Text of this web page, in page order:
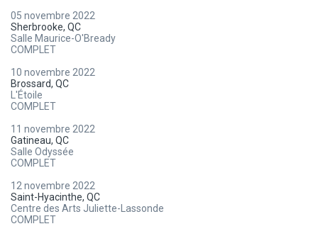
05 novembre 2022
Sherbrooke, QC
Salle Maurice-O'Bready
COMPLET
10 novembre 2022
Brossard, QC
L'Étoile
COMPLET
11 novembre 2022
Gatineau, QC
Salle Odyssée
COMPLET
12 novembre 2022
Saint-Hyacinthe, QC
Centre des Arts Juliette-Lassonde
COMPLET